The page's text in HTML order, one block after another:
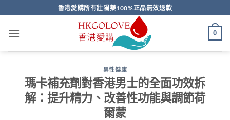
to
content
香港愛購所有壯陽藥100%正品無效退款
0
男性健康
瑪卡補充劑對香港男士的全面功效拆
解：提升精力、改善性功能與調節荷
爾蒙